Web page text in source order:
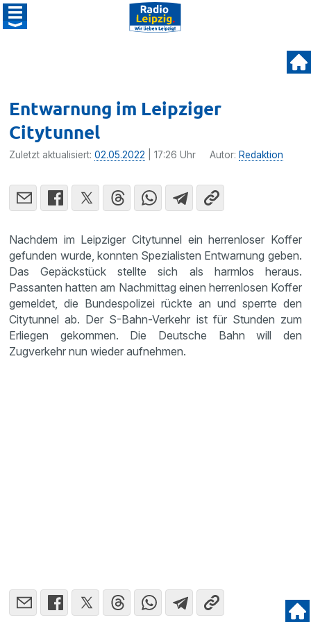
Entwarnung im Leipziger
Citytunnel
Zuletzt aktualisiert:02.05.2022 | 17:26 Uhr Autor: Redaktion
Nachdem im Leipziger Citytunnel ein herrenloser Koffer
gefunden wurde, konnten Spezialisten Entwarnung geben.
Das Gepäckstück stellte sich als harmlos heraus.
Passanten hatten am Nachmittag einen herrenlosen Koffer
gemeldet, die Bundespolizei rückte an und sperrte den
Citytunnel ab. Der S-Bahn-Verkehr ist für Stunden zum
Erliegen gekommen. Die Deutsche Bahn will den
Zugverkehr nun wieder aufnehmen.